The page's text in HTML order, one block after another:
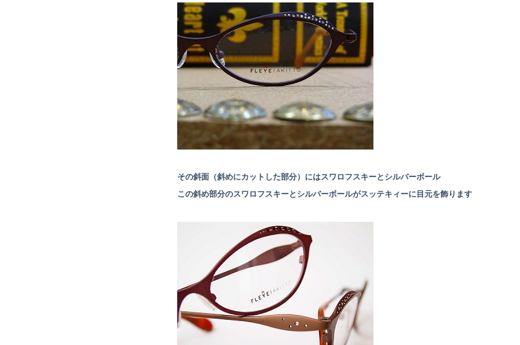
その斜面（斜めにカットした部分）にはスワロフスキーとシルバーボール
この斜め部分のスワロフスキーとシルバーボールがスッテキィーに目元を飾ります